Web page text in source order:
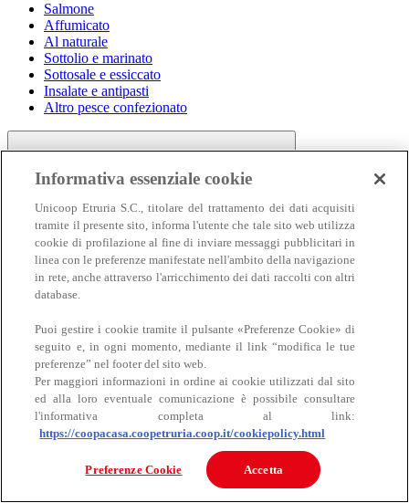
Salmone
Affumicato
Al naturale
Sottolio e marinato
Sottosale e essiccato
Insalate e antipasti
Altro pesce confezionato
Carne
Carne
Bovino
Informativa essenziale cookie
Unicoop Etruria S.C., titolare del trattamento dei dati acquisiti
tramite il presente sito, informa l'utente che tale sito web utilizza
cookie di profilazione al fine di inviare messaggi pubblicitari in
linea con le preferenze manifestate nell'ambito della navigazione
in rete, anche attraverso l'arricchimento dei dati raccolti con altri
database.
Puoi gestire i cookie tramite il pulsante «Preferenze Cookie» di
seguito e, in ogni momento, mediante il link “modifica le tue
preferenze” nel footer del sito web.
Per maggiori informazioni in ordine ai cookie utilizzati dal sito
ed alla loro eventuale comunicazione è possibile consultare
l'informativa completa al link:
https://coopacasa.coopetruria.coop.it/cookiepolicy.html
Preferenze Cookie Accetta